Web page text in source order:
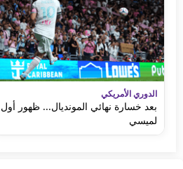
الدوري الأمريكي
بعد خسارة نهائي المونديال... ظهور أول
لميسي